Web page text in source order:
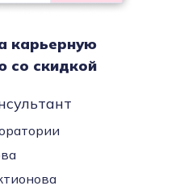
карьерную
со скидкой